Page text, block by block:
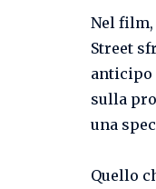
Nel
Street
anticipo
sulla
una
Quello